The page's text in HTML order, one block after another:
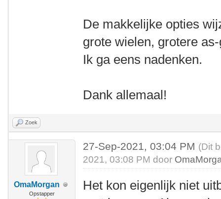
De makkelijke opties
grote wielen, grotere
Ik ga eens nadenken.
Dank allemaal!
Zoek
OmaMorgan
Opstapper
27-Sep-2021, 03:04 PM (Dit
2021, 03:08 PM door
Het kon eigenlijk niet